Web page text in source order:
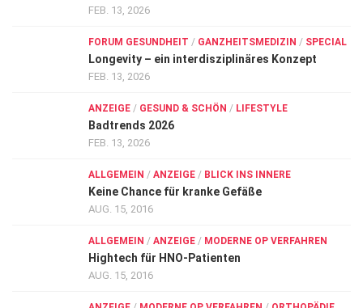
FEB. 13, 2026
FORUM GESUNDHEIT / GANZHEITSMEDIZIN / SPECIAL
Longevity – ein interdisziplinäres Konzept
FEB. 13, 2026
ANZEIGE / GESUND & SCHÖN / LIFESTYLE
Badtrends 2026
FEB. 13, 2026
ALLGEMEIN / ANZEIGE / BLICK INS INNERE
Keine Chance für kranke Gefäße
AUG. 15, 2016
ALLGEMEIN / ANZEIGE / MODERNE OP VERFAHREN
Hightech für HNO-Patienten
AUG. 15, 2016